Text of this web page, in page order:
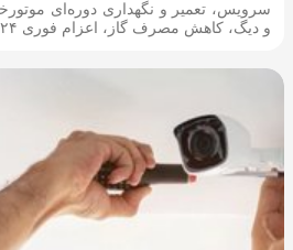
سرویس، تعمیر و نگهداری دوره‌ای
و دیگ، کاهش مصرف گاز، اعزام فوری ۲۴ س